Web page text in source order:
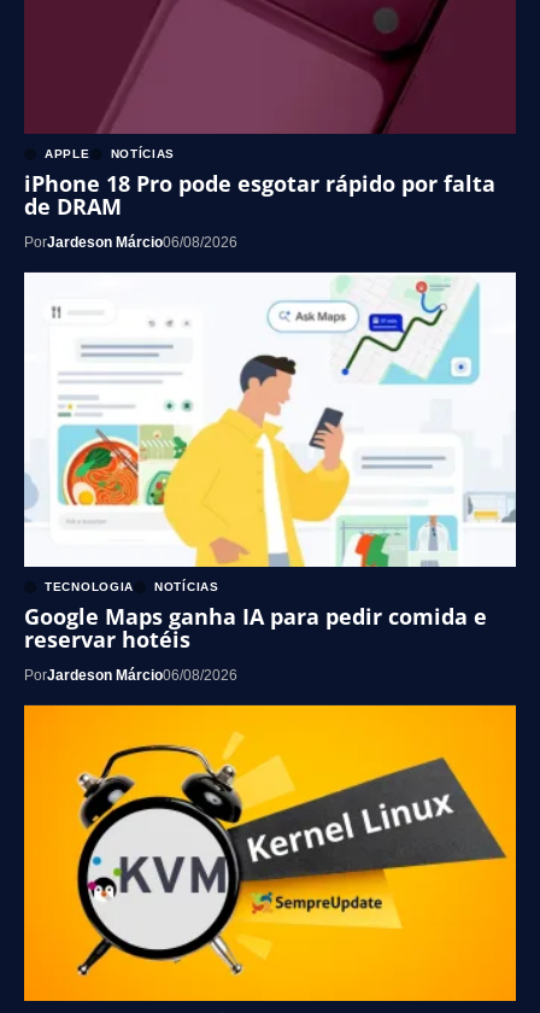
APPLE NOTÍCIAS
iPhone 18 Pro pode esgotar rápido por falta
de DRAM
PorJardeson Márcio06/08/2026
TECNOLOGIA NOTÍCIAS
Google Maps ganha IA para pedir comida e
reservar hotéis
PorJardeson Márcio06/08/2026